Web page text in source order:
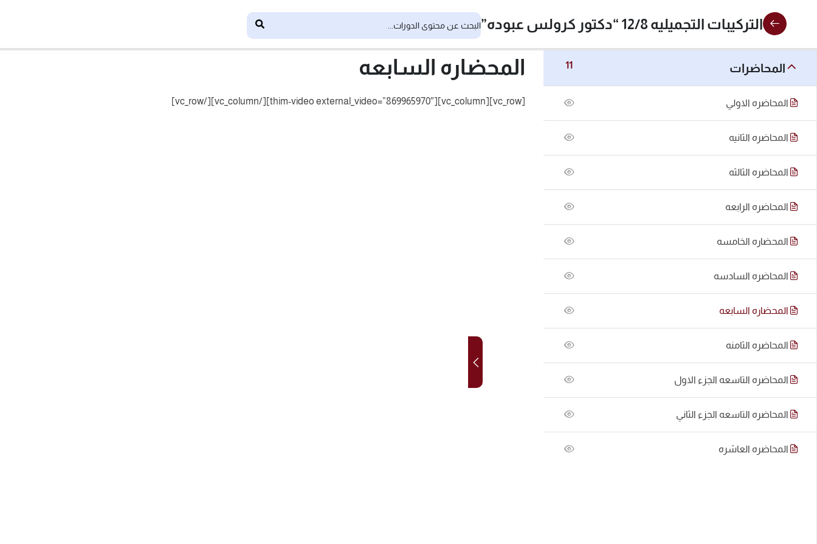
المحاضرات 11
المحاضره الاولي
المحاضره الثانيه
المحاضره الثالثه
المحاضره الرابعه
المحضاره الخامسه
المحاضره السادسه
المحضاره السابعه
المحاضره الثامنه
المحاضره التاسعه الجزء الاول
المحاضره التاسعه الجزء الثاني
المحاضره العاشره
التركيبات التجميليه 12/8 “دكتور كرولس عبوده”
المحضاره السابعه
[vc_row][vc_column][thim-video external_video=”869965970″][/vc_column][/vc_row]